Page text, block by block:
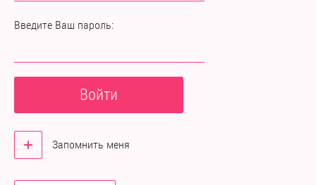
Введите Ваш пароль:
Войти
Запомнить меня